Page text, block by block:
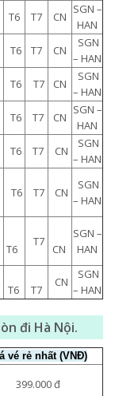
T6 T7 CN
SGN –
HAN
T6 T7 CN
SGN
– HAN
T6 T7 CN
SGN
– HAN
T6 T7 CN
SGN –
HAN
T6 T7 CN
SGN
– HAN
T6 T7 CN
SGN
– HAN
T6
T7
CN
SGN –
HAN
T6 T7
CN
SGN
– HAN
đi Hà Nội.
vé rẻ nhất (VNĐ)
399.000 đ